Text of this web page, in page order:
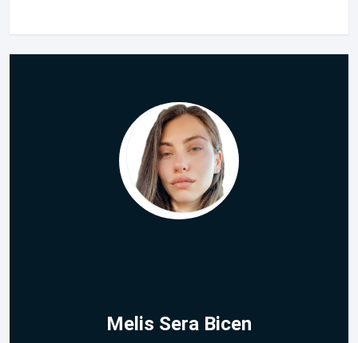
Melis Sera Bicen